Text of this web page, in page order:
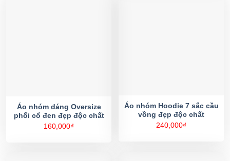
Áo nhóm dáng Oversize
phối cổ đen đẹp độc chất
160,000₫
Áo nhóm Hoodie 7 sắc cầu
vồng đẹp độc chất
240,000₫